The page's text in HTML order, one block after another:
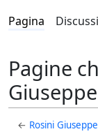
Pagina
Pagine
← Rosini Giuseppe